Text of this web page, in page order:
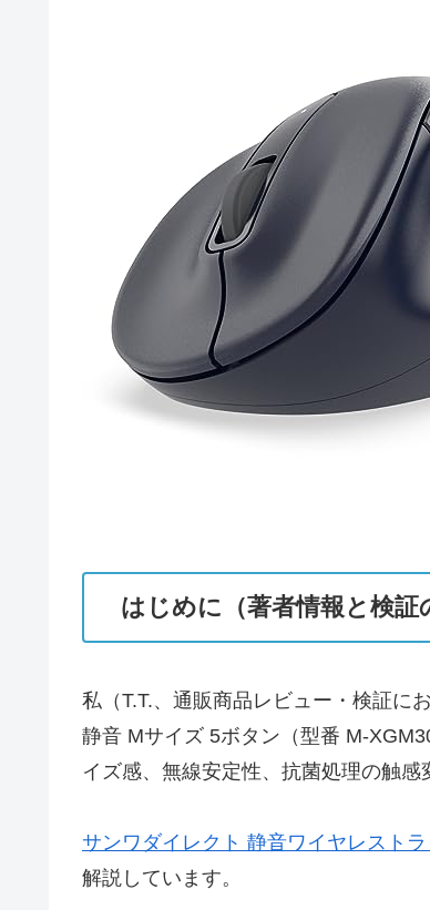
はじめに（著者情報と検証
私（T.T.、通販商品レビュー・検証に
静音 Mサイズ 5ボタン（型番 M-
イズ感、無線安定性、抗菌処理の触
サンワダイレクト 静音ワイヤレスト
解説しています。